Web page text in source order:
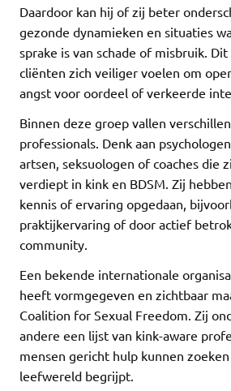
Daardoor kan hij of zij beter
gezonde dynamieken en situaties
sprake is van schade of misbruik.
cliënten zich veiliger voelen om
angst voor oordeel of verkeerde
Binnen deze groep vallen
professionals. Denk aan
artsen, seksuologen of coaches die
verdiept in kink en BDSM. Zij
kennis of ervaring opgedaan,
praktijkervaring of door actief
community.
Een bekende internationale
heeft vormgegeven en zichtbaar
Coalition for Sexual Freedom. Zij
andere een lijst van kink-aware
mensen gericht hulp kunnen
leefwereld begrijpt.